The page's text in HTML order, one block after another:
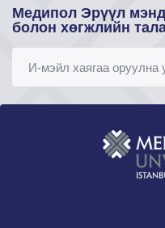
Медипол Эрүүл
болон хөгжлийн